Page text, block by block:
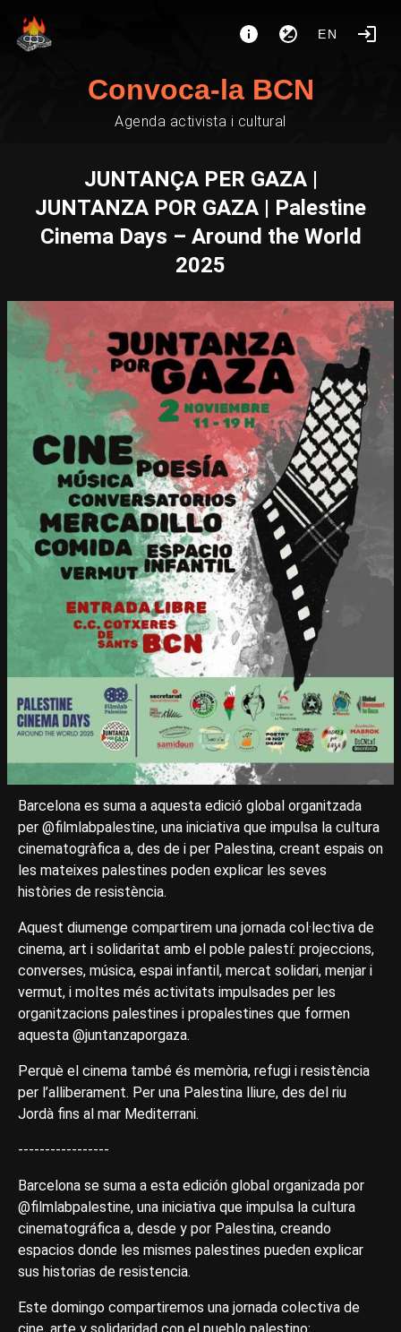
EN
Convoca-la BCN
Agenda activista i cultural
JUNTANÇA PER GAZA |
JUNTANZA POR GAZA | Palestine
Cinema Days – Around the World
2025
Barcelona es suma a aquesta edició global organitzada
per @filmlabpalestine, una iniciativa que impulsa la cultura
cinematogràfica a, des de i per Palestina, creant espais on
les mateixes palestines poden explicar les seves
històries de resistència.
Aquest diumenge compartirem una jornada col·lectiva de
cinema, art i solidaritat amb el poble palestí: projeccions,
converses, música, espai infantil, mercat solidari, menjar i
vermut, i moltes més activitats impulsades per les
organitzacions palestines i propalestines que formen
aquesta @juntanzaporgaza.
Perquè el cinema també és memòria, refugi i resistència
per l’alliberament. Per una Palestina lliure, des del riu
Jordà fins al mar Mediterrani.
-----------------
Barcelona se suma a esta edición global organizada por
@filmlabpalestine, una iniciativa que impulsa la cultura
cinematográfica a, desde y por Palestina, creando
espacios donde les mismes palestines pueden explicar
sus historias de resistencia.
Este domingo compartiremos una jornada colectiva de